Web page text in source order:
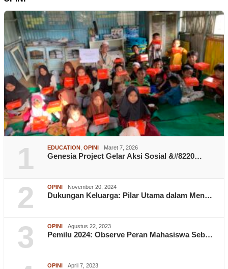
1 EDUCATION OPINI Maret 7, 2026
Genesia Project Gelar Aksi Sosial &#8220…
2 OPINI November 20, 2024
Dukungan Keluarga: Pilar Utama dalam Men…
3 OPINI Agustus 22, 2023
Pemilu 2024: Observe Peran Mahasiswa Seb…
OPINI April 7, 2023